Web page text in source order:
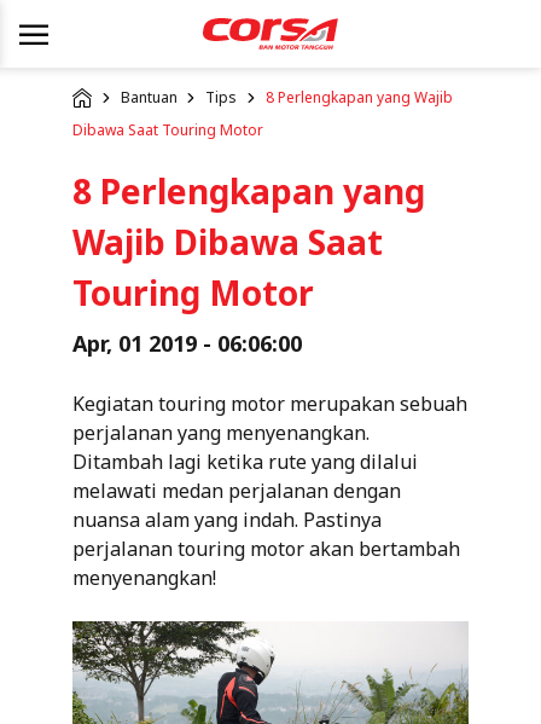
Bantuan Tips
8 Perlengkapan yang Wajib
Dibawa Saat Touring Motor
8 Perlengkapan yang
Wajib Dibawa Saat
Touring Motor
Apr, 01 2019 - 06:06:00
Kegiatan touring motor merupakan sebuah
perjalanan yang menyenangkan.
Ditambah lagi ketika rute yang dilalui
melawati medan perjalanan dengan
nuansa alam yang indah. Pastinya
perjalanan touring motor akan bertambah
menyenangkan!